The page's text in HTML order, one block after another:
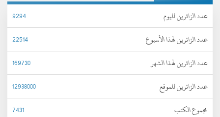
عدد الزائرين لليوم
9294
عدد الزائرين لهذا الأسبوع
22514
عدد الزائرين لهذا الشهر
169730
عدد الزائرين للموقع
12938000
مجموع الكتب
7431